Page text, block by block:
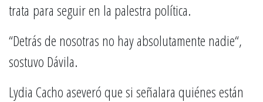
trata para seguir en la palestra política.
“Detrás de nosotras no hay absolutamente nadie“,
sostuvo Dávila.
Lydia Cacho aseveró que si señalara quiénes están